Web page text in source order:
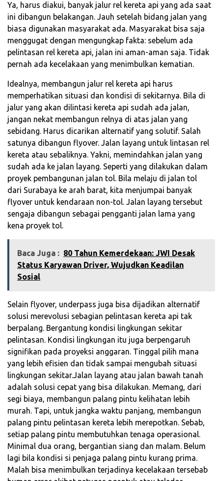
Ya, harus diakui, banyak jalur rel kereta api yang ada saat
ini dibangun belakangan. Jauh setelah bidang jalan yang
biasa digunakan masyarakat ada. Masyarakat bisa saja
menggugat dengan mengungkap fakta: sebelum ada
pelintasan rel kereta api, jalan ini aman-aman saja. Tidak
pernah ada kecelakaan yang menimbulkan kematian.
Idealnya, membangun jalur rel kereta api harus
memperhatikan situasi dan kondisi di sekitarnya. Bila di
jalur yang akan dilintasi kereta api sudah ada jalan,
jangan nekat membangun relnya di atas jalan yang
sebidang. Harus dicarikan alternatif yang solutif. Salah
satunya dibangun flyover. Jalan layang untuk lintasan rel
kereta atau sebaliknya. Yakni, memindahkan jalan yang
sudah ada ke jalan layang. Seperti yang dilakukan dalam
proyek pembangunan jalan tol. Bila melaju di jalan tol
dari Surabaya ke arah barat, kita menjumpai banyak
flyover untuk kendaraan non-tol. Jalan layang tersebut
sengaja dibangun sebagai pengganti jalan lama yang
kena proyek tol.
Baca Juga : 80 Tahun Kemerdekaan: JWI Desak
Status Karyawan Driver, Wujudkan Keadilan
Sosial
Selain flyover, underpass juga bisa dijadikan alternatif
solusi merevolusi sebagian pelintasan kereta api tak
berpalang. Bergantung kondisi lingkungan sekitar
pelintasan. Kondisi lingkungan itu juga berpengaruh
signifikan pada proyeksi anggaran. Tinggal pilih mana
yang lebih efisien dan tidak sampai mengubah situasi
lingkungan sekitar.Jalan layang atau jalan bawah tanah
adalah solusi cepat yang bisa dilakukan. Memang, dari
segi biaya, membangun palang pintu kelihatan lebih
murah. Tapi, untuk jangka waktu panjang, membangun
palang pintu pelintasan kereta lebih merepotkan. Sebab,
setiap palang pintu membutuhkan tenaga operasional.
Minimal dua orang, bergantian siang dan malam. Belum
lagi bila kondisi si penjaga palang pintu kurang prima.
Malah bisa menimbulkan terjadinya kecelakaan tersebab